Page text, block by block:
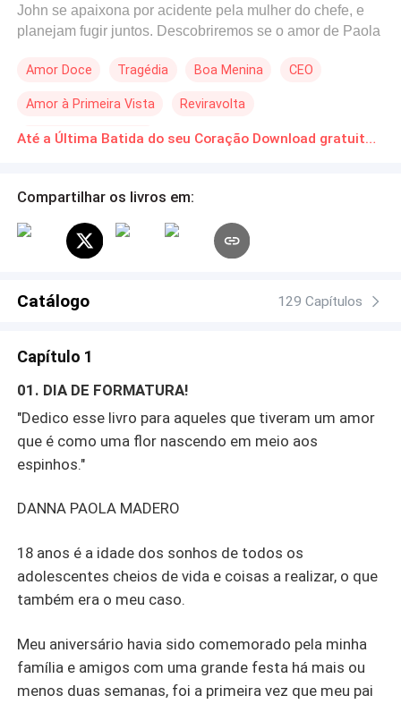
John se apaixona por acidente pela mulher do chefe, e
planejam fugir juntos. Descobriremos se o amor de Paola
Amor Doce Tragédia Boa Menina CEO
Amor à Primeira Vista Reviravolta
Segundo Casamento Até a Última Batida do seu Coração Download gratuito de Novelas Online em PDF
Compartilhar os livros em:
Catálogo 129 Capítulos
Capítulo 1
01. DIA DE FORMATURA!
"Dedico esse livro para aqueles que tiveram um amor
que é como uma flor nascendo em meio aos
espinhos."
DANNA PAOLA MADERO
18 anos é a idade dos sonhos de todos os
adolescentes cheios de vida e coisas a realizar, o que
também era o meu caso.
Meu aniversário havia sido comemorado pela minha
família e amigos com uma grande festa há mais ou
menos duas semanas, foi a primeira vez que meu pai